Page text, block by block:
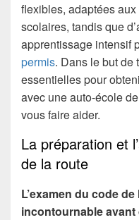
flexibles, adaptées
scolaires, tandis que
apprentissage intensif
permis. Dans le but de
essentielles pour
avec une auto-école
vous faire aider.
La préparation et
de la route
L’examen du code
incontournable avant